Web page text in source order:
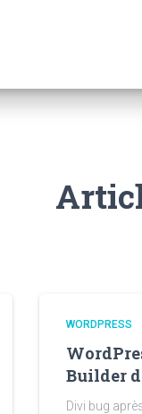
WORDPRESS
Builder
Divi bug